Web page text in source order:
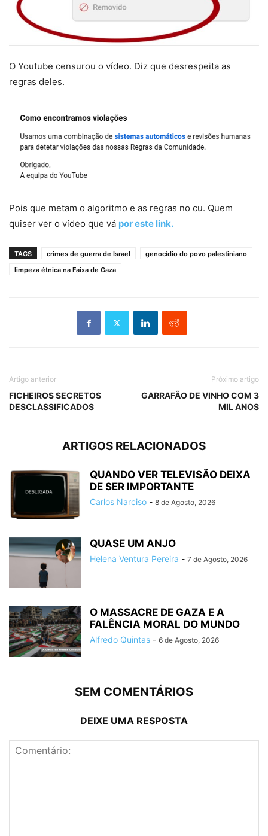
O Youtube censurou o vídeo. Diz que desrespeita as
regras deles.
Pois que metam o algoritmo e as regras no cu. Quem
quiser ver o vídeo que vá por este link.
TAGS crimes de guerra de Israel
genocídio do povo palestiniano
limpeza étnica na Faixa de Gaza
Artigo anterior
FICHEIROS SECRETOS
DESCLASSIFICADOS
Próximo artigo
GARRAFÃO DE VINHO COM 3
MIL ANOS
ARTIGOS RELACIONADOS
QUANDO VER TELEVISÃO DEIXA
DE SER IMPORTANTE
Carlos Narciso - 8 de Agosto, 2026
QUASE UM ANJO
Helena Ventura Pereira - 7 de Agosto, 2026
O MASSACRE DE GAZA E A
FALÊNCIA MORAL DO MUNDO
Alfredo Quintas - 6 de Agosto, 2026
SEM COMENTÁRIOS
DEIXE UMA RESPOSTA